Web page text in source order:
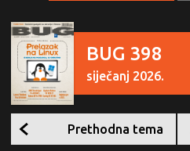
BUG 398
siječanj 2026.
Prethodna tema